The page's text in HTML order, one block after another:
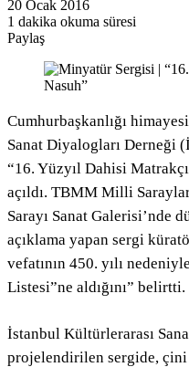
20 Ocak 2016
1 dakika okuma süresi
Paylaş
Cumhurbaşkanlığı
Sanat Diyalogları Derneği
“16. Yüzyıl Dahisi
açıldı. TBMM Milli
Sarayı Sanat Galerisi’nde
açıklama yapan sergi
vefatının 450. yılı
Listesi”ne aldığını” belirtti.
İstanbul Kültürlerarası
projelendirilen sergide, çini